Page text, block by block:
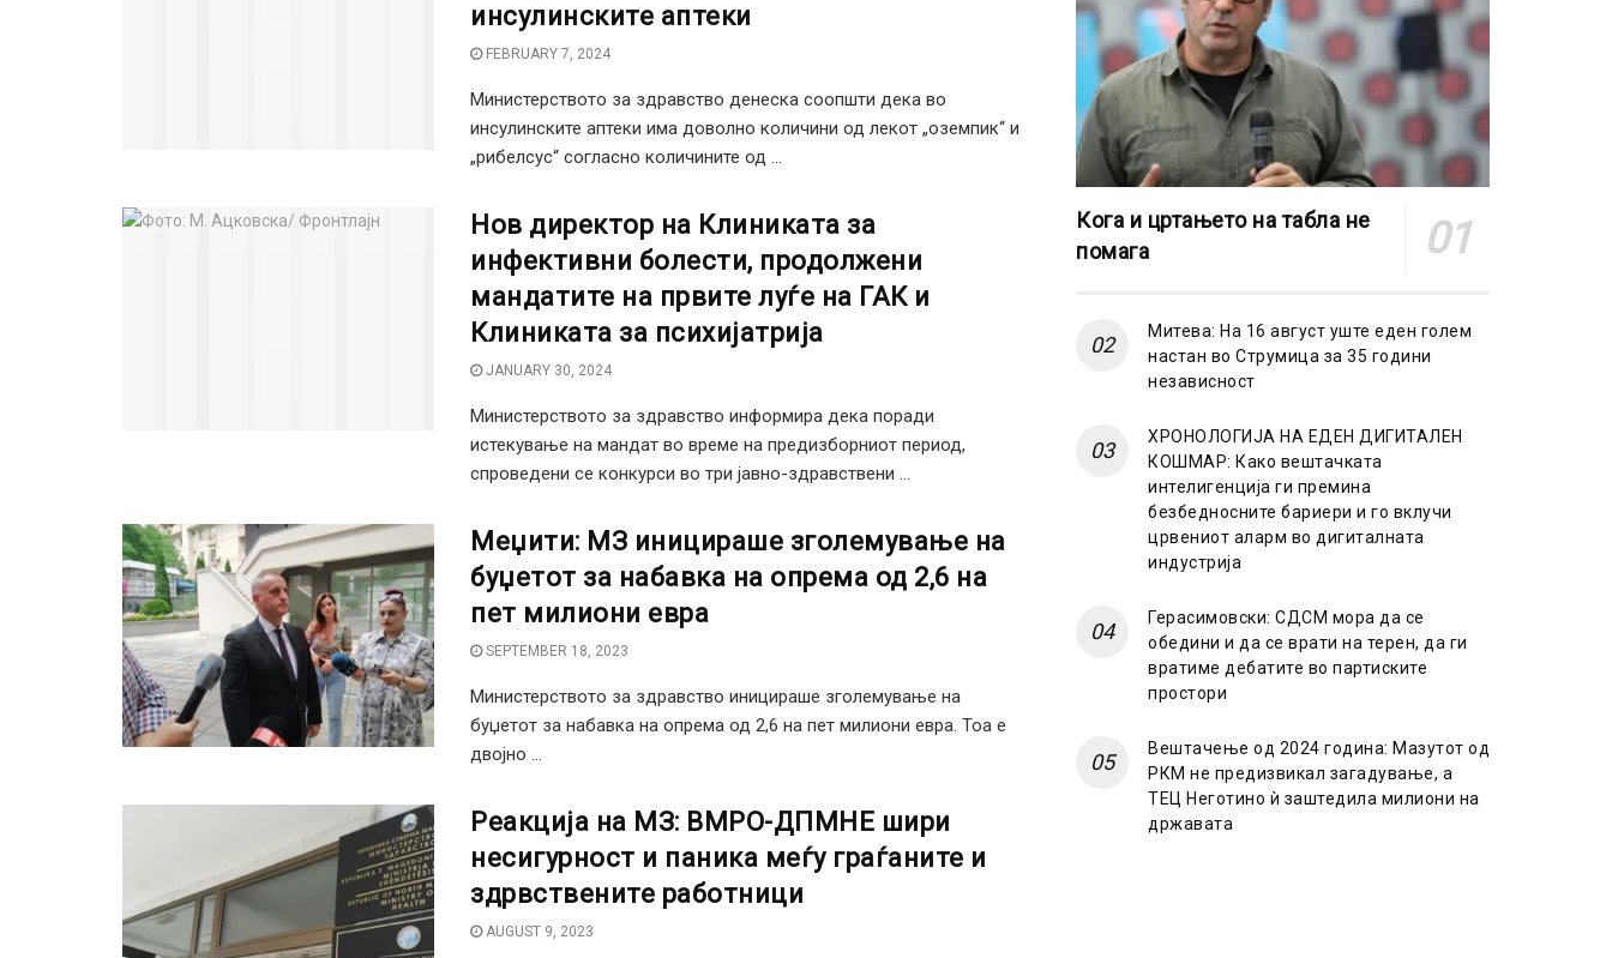
инсулинските аптеки
FEBRUARY 7, 2024
Министерството за здравство денеска соопшти дека во
инсулинските аптеки има доволно количини од лекот „оземпик“ и
„рибелсус“ согласно количините од ...
Нов директор на Клиниката за
инфективни болести, продолжени
мандатите на првите луѓе на ГАК и
Клиниката за психијатрија
JANUARY 30, 2024
Министерството за здравство информира дека поради
истекување на мандат во време на предизборниот период,
спроведени се конкурси во три јавно-здравствени ...
Меџити: МЗ иницираше зголемување на
буџетот за набавка на опрема од 2,6 на
пет милиони евра
SEPTEMBER 18, 2023
Министерството за здравство иницираше зголемување на
буџетот за набавка на опрема од 2,6 на пет милиони евра. Тоа е
двојно ...
Реакција на МЗ: ВМРО-ДПМНЕ шири
несигурност и паника меѓу граѓаните и
здрвствените работници
AUGUST 9, 2023
Кога и цртањето на табла не
помага
Митева: На 16 август уште еден голем
настан во Струмица за 35 години
независност
ХРОНОЛОГИЈА НА ЕДЕН ДИГИТАЛЕН
КОШМАР: Како вештачката
интелигенција ги премина
безбедносните бариери и го вклучи
црвениот аларм во дигиталната
индустрија
Герасимовски: СДСМ мора да се
обедини и да се врати на терен, да ги
вратиме дебатите во партиските
простори
Вештачење од 2024 година: Мазутот од
РКМ не предизвикал загадување, а
ТЕЦ Неготино ѝ заштедила милиони на
државата